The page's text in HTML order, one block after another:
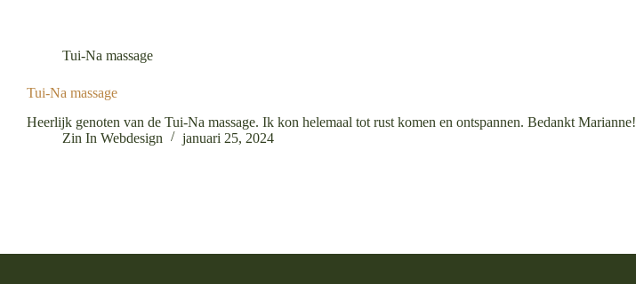
Tui-Na massage
Tui-Na massage
Heerlijk genoten van de Tui-Na massage. Ik kon helemaal tot rust komen en ontspannen. Bedankt Marianne!
Zin In Webdesign
januari 25, 2024